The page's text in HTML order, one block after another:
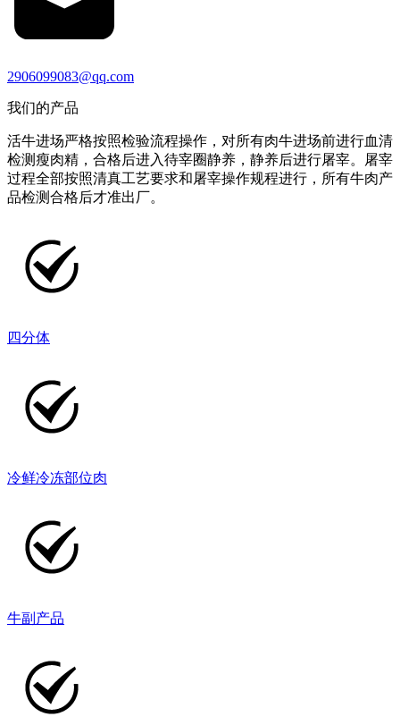
2906099083@qq.com
我们的产品
活牛进场严格按照检验流程操作，对所有肉牛进场前进行血清
检测瘦肉精，合格后进入待宰圈静养，静养后进行屠宰。屠宰
过程全部按照清真工艺要求和屠宰操作规程进行，所有牛肉产
品检测合格后才准出厂。
四分体
冷鲜冷冻部位肉
牛副产品